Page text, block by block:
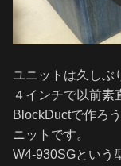
ユニットは久しぶ
４インチで以前素
BlockDuctで作ろ
ニットです。
W4-930SGという